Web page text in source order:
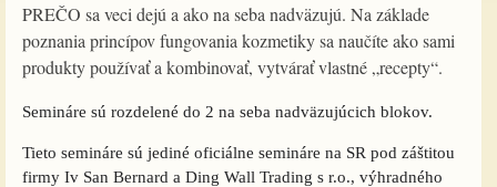
PREČO sa veci dejú a ako na seba nadväzujú. Na základe
poznania princípov fungovania kozmetiky sa naučíte ako sami
produkty používať a kombinovať, vytvárať vlastné „recepty“.
Semináre sú rozdelené do 2 na seba nadväzujúcich blokov.
Tieto semináre sú jediné oficiálne semináre na SR pod záštitou
firmy Iv San Bernard a Ding Wall Trading s r.o., výhradného